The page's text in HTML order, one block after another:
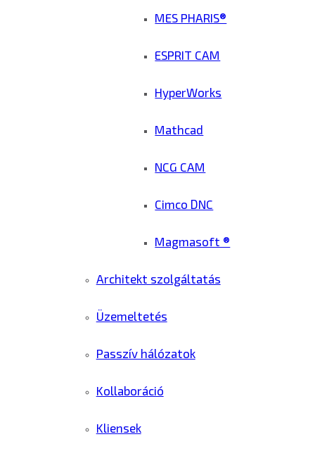
MES PHARIS®
ESPRIT CAM
HyperWorks
Mathcad
NCG CAM
Cimco DNC
Magmasoft ®
Architekt szolgáltatás
Üzemeltetés
Passzív hálózatok
Kollaboráció
Kliensek